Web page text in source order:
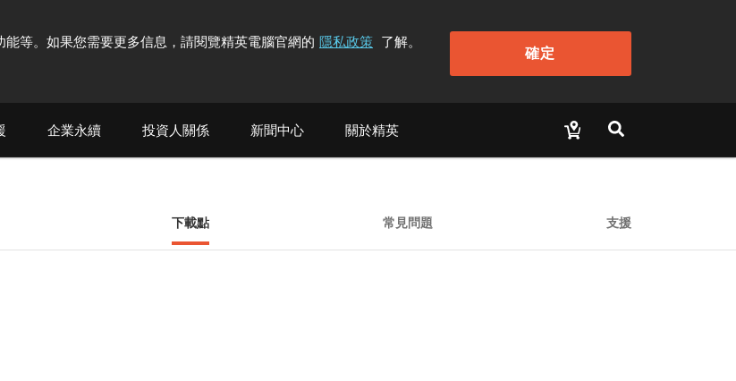
等。如果您需要更多信息，請閱覽精英電腦官網的 隱私政策 了解。
確定
企業永續 投資人關係 新聞中心 關於精英
下載點 常見問題 支援